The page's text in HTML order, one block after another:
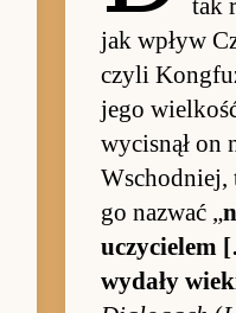
jak wpływ
czyli
jego
wy­cisnął on
Wschod­niej,
go na­zwać „
uczycie­lem
wy­dały